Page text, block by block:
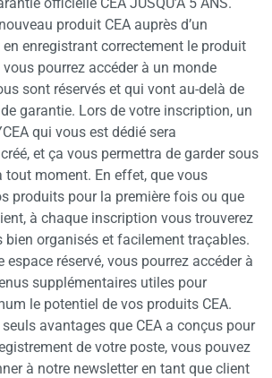
produit CEA auprès d’un
en enregistrant correctement le produit
pourrez accéder à un monde
sont réservés et qui vont au-delà de
garantie. Lors de votre inscription, un
qui vous est dédié sera
et ça vous permettra de garder sous
tout moment. En effet, que vous
produits pour la première fois ou que
à chaque inscription vous trouverez
bien organisés et facilement traçables.
espace réservé, vous pourrez accéder à
supplémentaires utiles pour
le potentiel de vos produits CEA.
avantages que CEA a conçus pour
de votre poste, vous pouvez
à notre newsletter en tant que client